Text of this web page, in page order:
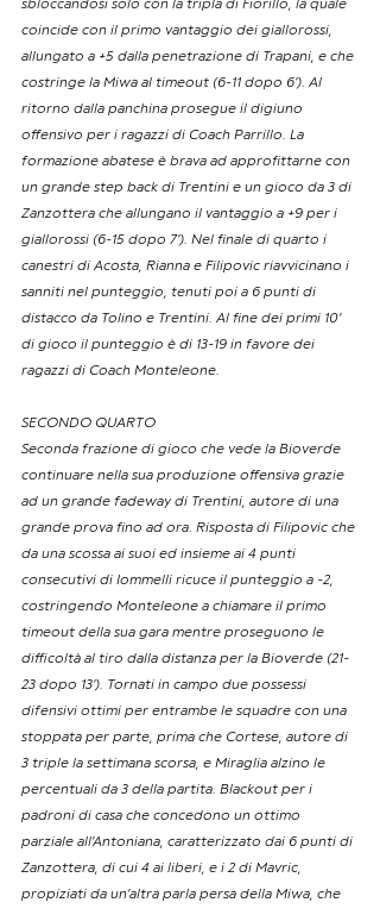
sbloccandosi solo con la tripla di Fiorillo, la quale
coincide con il primo vantaggio dei giallorossi,
allungato a +5 dalla penetrazione di Trapani, e che
costringe la Miwa al timeout (6-11 dopo 6’). Al
ritorno dalla panchina prosegue il digiuno
offensivo per i ragazzi di Coach Parrillo. La
formazione abatese è brava ad approfittarne con
un grande step back di Trentini e un gioco da 3 di
Zanzottera che allungano il vantaggio a +9 per i
giallorossi (6-15 dopo 7’). Nel finale di quarto i
canestri di Acosta, Rianna e Filipovic riavvicinano i
sanniti nel punteggio, tenuti poi a 6 punti di
distacco da Tolino e Trentini. Al fine dei primi 10’
di gioco il punteggio è di 13-19 in favore dei
ragazzi di Coach Monteleone.
SECONDO QUARTO
Seconda frazione di gioco che vede la Bioverde
continuare nella sua produzione offensiva grazie
ad un grande fadeway di Trentini, autore di una
grande prova fino ad ora. Risposta di Filipovic che
da una scossa ai suoi ed insieme ai 4 punti
consecutivi di Iommelli ricuce il punteggio a -2,
costringendo Monteleone a chiamare il primo
timeout della sua gara mentre proseguono le
difficoltà al tiro dalla distanza per la Bioverde (21-
23 dopo 13’). Tornati in campo due possessi
difensivi ottimi per entrambe le squadre con una
stoppata per parte, prima che Cortese, autore di
3 triple la settimana scorsa, e Miraglia alzino le
percentuali da 3 della partita. Blackout per i
padroni di casa che concedono un ottimo
parziale all’Antoniana, caratterizzato dai 6 punti di
Zanzottera, di cui 4 ai liberi, e i 2 di Mavric,
propiziati da un’altra parla persa della Miwa, che